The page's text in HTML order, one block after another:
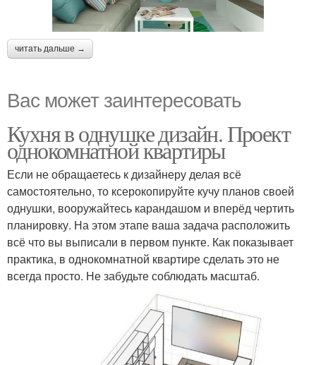
читать дальше →
Вас может заинтересовать
Кухня в однушке дизайн. Проект
однокомнатной квартиры
Если не обращаетесь к дизайнеру делая всё
самостоятельно, то ксерокопируйте кучу планов своей
однушки, вооружайтесь карандашом и вперёд чертить
планировку. На этом этапе ваша задача расположить
всё что вы выписали в первом пункте. Как показывает
практика, в однокомнатной квартире сделать это не
всегда просто. Не забудьте соблюдать масштаб.